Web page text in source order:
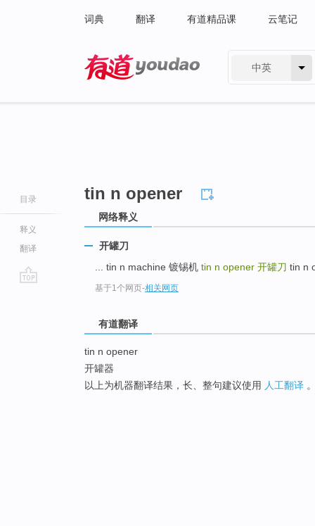
词典 翻译 有道精品课 云笔记
中英
目录
释义
翻译
tin n opener
网络释义
开罐刀
... tin n machine 镀锡机 tin n opener 开罐刀 tin n
基于1个网页-相关网页
有道翻译
tin n opener
开罐器
以上为机器翻译结果，长、整句建议使用 人工翻译